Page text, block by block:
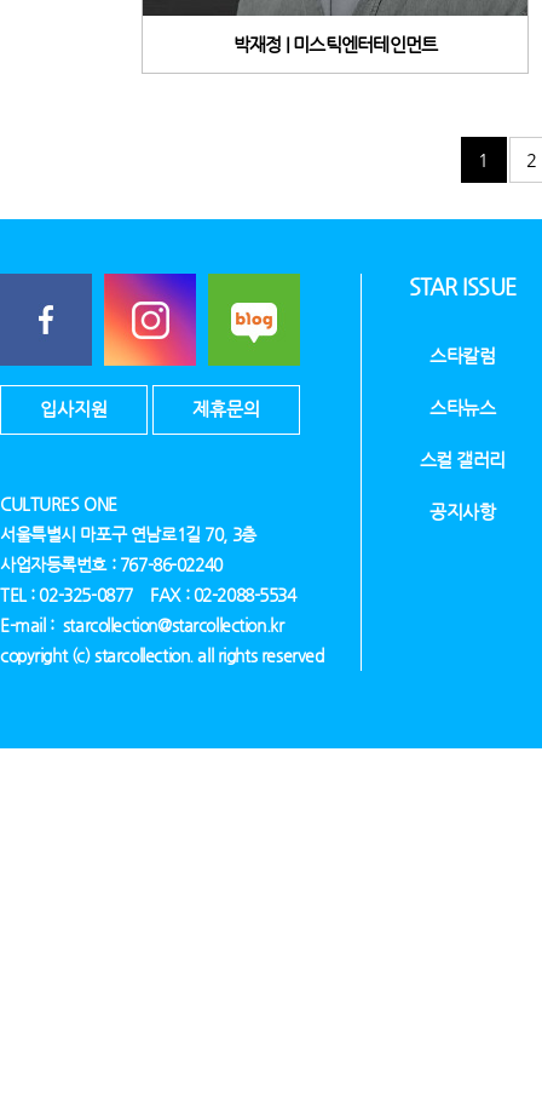
박재정 | 미스틱엔터테인먼트
1 2
입사지원 제휴문의
CULTURES ONE
서울특별시 마포구 연남로1길 70, 3층
사업자등록번호 : 767-86-02240
TEL : 02-325-0877 FAX : 02-2088-5534
E-mail : starcollection@starcollection.kr
copyright (c) starcollection. all rights reserved
STAR ISSUE
스타칼럼
스타뉴스
스컬 갤러리
공지사항